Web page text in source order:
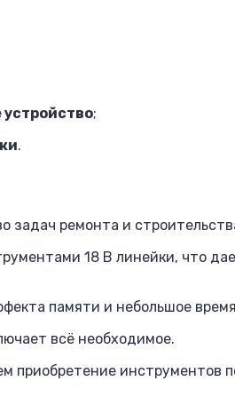
;
.
задач ремонта и
18 В линейки, что
памяти и небольшое
всё необходимое.
приобретение инструментов